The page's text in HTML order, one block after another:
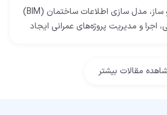
در دنیای مدرن ساخت ‌و ساز، مدل ‌سازی اطلاعات ساختمان (BIM)
اجرا و مدیریت پروژه‌های عمرانی ایجاد
مقالات بیشتر